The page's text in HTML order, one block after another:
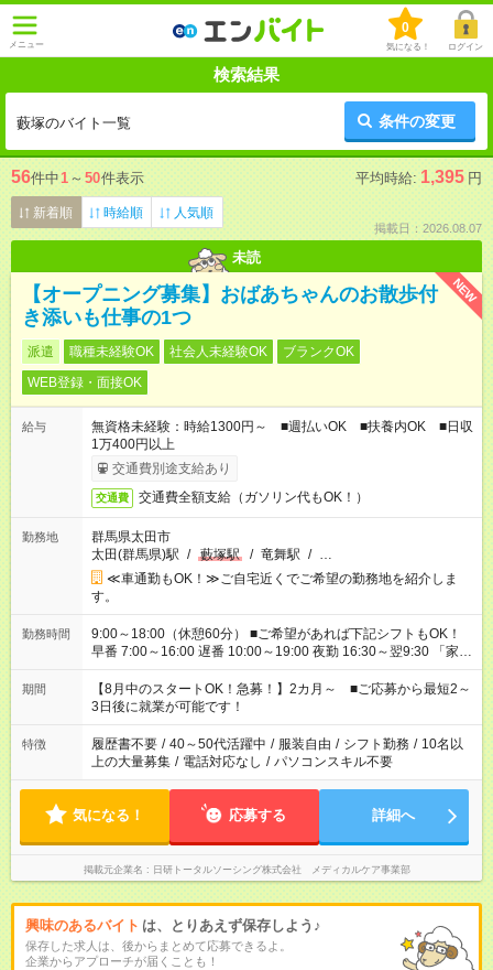
メニュー
0
気になる！ ログイン
検索結果
藪塚のバイト一覧 条件の変更
56件中1 ～ 50件表示 平均時給: 1,395 円
新着順 時給順 人気順
掲載日：2026.08.07
未読
NEW
【オープニング募集】おばあちゃんのお散歩付
き添いも仕事の1つ
派遣 職種未経験OK 社会人未経験OK
ブランクOK
WEB登録・面接OK
給与
無資格未経験：時給1300円～ ■週払いOK ■扶養内OK ■日収
1万400円以上
交通費別途支給あり
交通費 交通費全額支給（ガソリン代もOK！）
勤務地
群馬県太田市
太田(群馬県)駅 / 藪塚駅 / 竜舞駅 / …
≪車通勤もOK！≫ご自宅近くでご希望の勤務地を紹介しま
す。
勤務時間
9:00～18:00（休憩60分） ■ご希望があれば下記シフトもOK！
早番 7:00～16:00 遅番 10:00～19:00 夜勤 16:30～翌9:30 「家族
と休みを合わせたい」 「余裕を持って夕飯の準備がしたい」
「できれば残業はしたくない」 など、ご希望を教えてください
ね。 ※Wワーク希望の方へ 今ご覧のお仕事で希望する勤務時間
と、もう1つのお仕事の勤務時間。 合計で週40時間を超える場
合は応募できません。
期間
【8月中のスタートOK！急募！】2カ月～ ■ご応募から最短2～
3日後に就業が可能です！
特徴 履歴書不要 / 40～50代活躍中 / 服装自由 / シフト勤務 / 10名以
上の大量募集 / 電話対応なし / パソコンスキル不要
気になる！ 応募する 詳細へ
掲載元企業名 日研トータルソーシング株式会社 メディカルケア事業部
興味のあるバイト は、とりあえず保存しよう♪
保存した求人は、後からまとめて応募できるよ。
企業からアプローチが届くことも！